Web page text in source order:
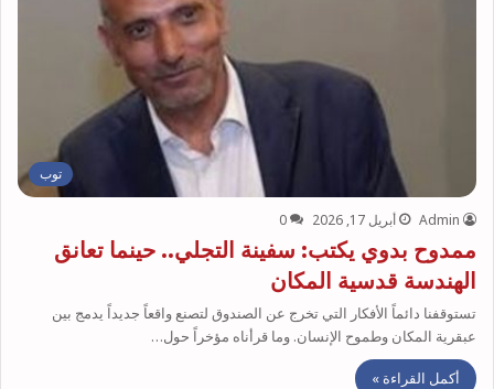
توب
Admin أبريل 17, 2026 0
ممدوح بدوي يكتب: سفينة التجلي.. حينما تعانق
الهندسة قدسية المكان
تستوقفنا دائماً الأفكار التي تخرج عن الصندوق لتصنع واقعاً جديداً يدمج بين
عبقرية المكان وطموح الإنسان. وما قرأناه مؤخراً حول…
أكمل القراءة »